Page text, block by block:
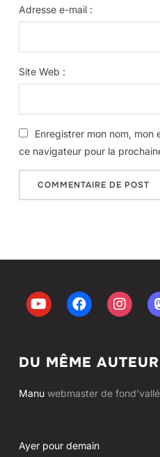
Adresse e-mail :
Site Web :
Enregistrer mon nom,
ce navigateur pour la
DU MÊME
Manuwebmaster de
Ayer pour demain